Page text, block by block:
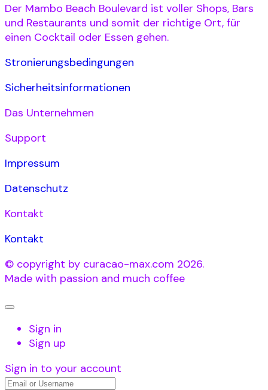
Der Mambo Beach Boulevard ist voller Shops, Bars
und Restaurants und somit der richtige Ort, für
einen Cocktail oder Essen gehen.
Stronierungsbedingungen
Sicherheitsinformationen
Das Unternehmen
Support
Impressum
Datenschutz
Kontakt
Kontakt
© copyright by curacao-max.com 2026.
Made with passion and much coffee
Sign in
Sign up
Sign in to your account